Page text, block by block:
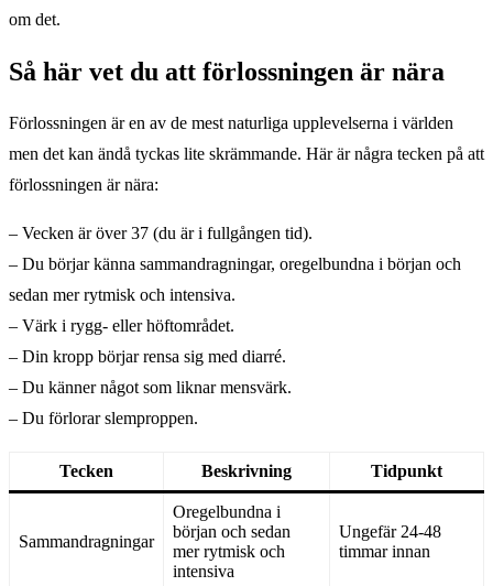
om det.
Så här vet du att förlossningen är nära
Förlossningen är en av de mest naturliga upplevelserna i världen
men det kan ändå tyckas lite skrämmande. Här är några tecken på att
förlossningen är nära:
– Vecken är över 37 (du är i fullgången tid).
– Du börjar känna sammandragningar, oregelbundna i början och
sedan mer rytmisk och intensiva.
– Värk i rygg- eller höftområdet.
– Din kropp börjar rensa sig med diarré.
– Du känner något som liknar mensvärk.
– Du förlorar slemproppen.
Tecken Beskrivning Tidpunkt
Sammandragningar
Oregelbundna i
början och sedan
mer rytmisk och
intensiva
Ungefär 24-48
timmar innan